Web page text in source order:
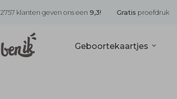
2757 klanten geven ons een 9,3! Gratis proefdruk
Geboortekaartjes